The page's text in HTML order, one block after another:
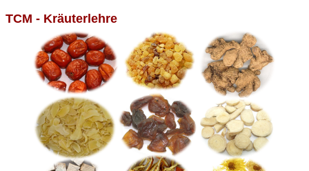
TCM - Kräuterlehre